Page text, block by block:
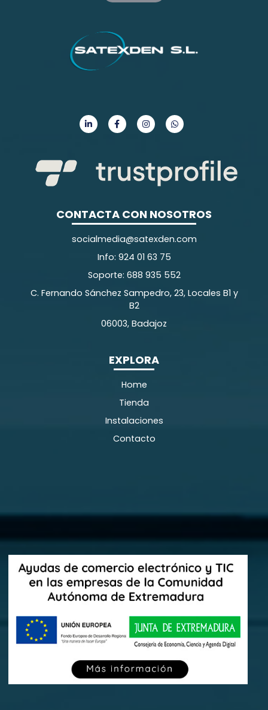
EXPLORA
Home
Tienda
Instalaciones
Contacto
CONTACTA CON NOSOTROS
socialmedia@satexden.com
Info: 924 01 63 75
Soporte: 688 935 552
C. Fernando Sánchez Sampedro, 23, Locales B1 y
B2
06003, Badajoz